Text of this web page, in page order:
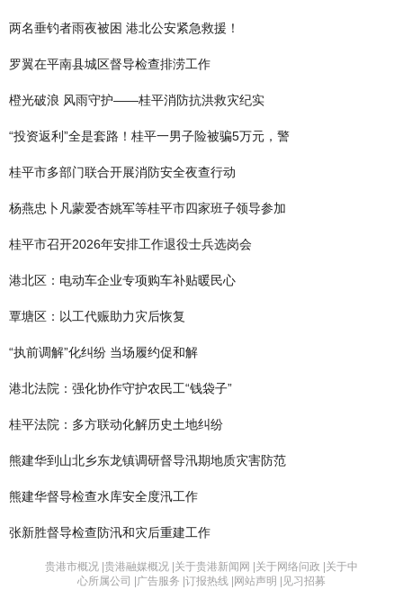
两名垂钓者雨夜被困 港北公安紧急救援！
罗翼在平南县城区督导检查排涝工作
橙光破浪 风雨守护——桂平消防抗洪救灾纪实
“投资返利”全是套路！桂平一男子险被骗5万元，警
桂平市多部门联合开展消防安全夜查行动
杨燕忠卜凡蒙爱杏姚军等桂平市四家班子领导参加
桂平市召开2026年安排工作退役士兵选岗会
港北区：电动车企业专项购车补贴暖民心
覃塘区：以工代赈助力灾后恢复
“执前调解”化纠纷 当场履约促和解
港北法院：强化协作守护农民工“钱袋子”
桂平法院：多方联动化解历史土地纠纷
熊建华到山北乡东龙镇调研督导汛期地质灾害防范
熊建华督导检查水库安全度汛工作
张新胜督导检查防汛和灾后重建工作
贵港市概况 | 贵港融媒概况 | 关于贵港新闻网 | 关于网络问政 | 关于中
心所属公司 | 广告服务 | 订报热线 | 网站声明 | 见习招募